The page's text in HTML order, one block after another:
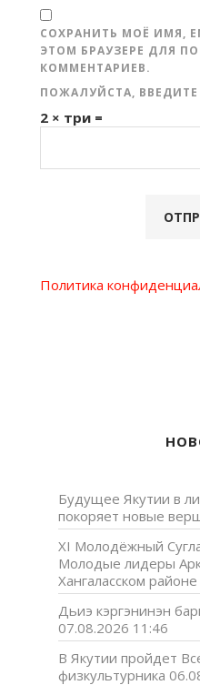
СОХРАНИТЬ МОЁ ИМЯ,
ЭТОМ БРАУЗЕРЕ ДЛЯ
КОММЕНТАРИЕВ.
ПОЖАЛУЙСТА,
2 × три =
Политика
Будущее Якутии в
покоряет новые
XI Молодёжный
Молодые лидеры
Хангаласском районе
Дьиэ кэргэнинэн
07.08.2026 11:46
В Якутии пройдет
физкультурника